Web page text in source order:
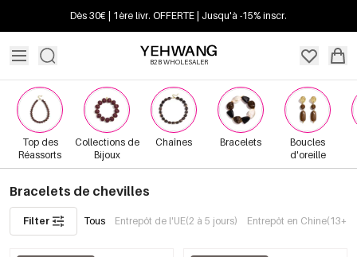
Dès 30€ | 1ère livr. OFFERTE | Jusqu'à -15% inscr.
B2B WHOLESALER
Top des
Réassorts
Collections de
Bijoux
Chaînes Bracelets
Boucles
d'oreille
Bracelets de chevilles
Filter Tous Entrepôt de l'UE(2 à 5 jours) Entrepôt en Chine(13+